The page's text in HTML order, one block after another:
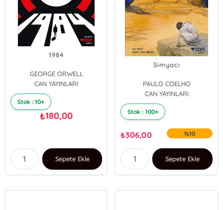
1984
GEORGE ORWELL
CAN YAYINLARI
Stok : 10+
₺180,00
Sepete Ekle
Simyacı
PAULO COELHO
CAN YAYINLARI
Stok : 100+
₺306,00 %10
Sepete Ekle